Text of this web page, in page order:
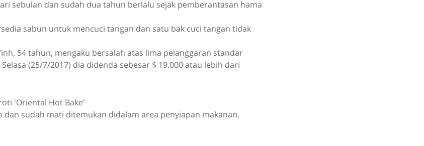
sebulan dan sudah dua tahun berlalu sejak pemberantasan hama
sabun untuk mencuci tangan dan satu bak cuci tangan tidak
54 tahun, mengaku bersalah atas lima pelanggaran standar
(25/7/2017) dia didenda sebesar $ 19.000 atau lebih dari
dan sudah mati ditemukan didalam area penyiapan makanan.